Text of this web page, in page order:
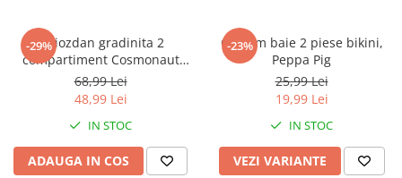
-29%Ghiozdan gradinita 2
compartiment Cosmonaut
Space Explorer, 33x23x10 cm
68,99 Lei
48,99 Lei
IN STOC
ADAUGA IN COS
-23%
Costum baie 2 piese bikini,
Peppa Pig
25,99 Lei
19,99 Lei
IN STOC
VEZI VARIANTE